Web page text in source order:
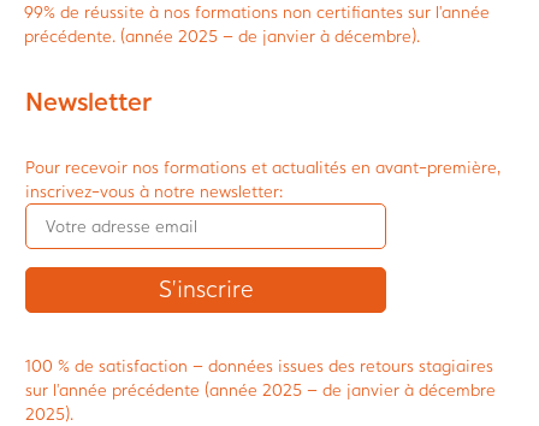
99% de réussite à nos formations non certifiantes sur l’année
précédente. (année 2025 – de janvier à décembre).
Newsletter
Pour recevoir nos formations et actualités en avant-première,
inscrivez-vous à notre newsletter:
100 % de satisfaction – données issues des retours stagiaires
sur l’année précédente (année 2025 – de janvier à décembre
2025).